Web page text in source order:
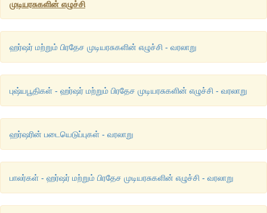
முடியரசுகளின் எழுச்சி
ஹர்ஷர் மற்றும் பிரதேச முடியரசுகளின் எழுச்சி - வரலாறு
புஷ்யபூதிகள் - ஹர்ஷர் மற்றும் பிரதேச முடியரசுகளின் எழுச்சி - வரலாறு
ஹர்ஷரின் படையெடுப்புகள் - வரலாறு
பாலர்கள் - ஹர்ஷர் மற்றும் பிரதேச முடியரசுகளின் எழுச்சி - வரலாறு